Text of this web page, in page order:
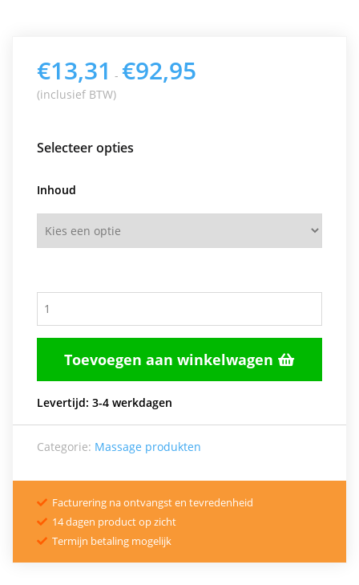
€13,31 - €92,95
(inclusief BTW)
Selecteer opties
Inhoud
Toevoegen aan winkelwagen 
Levertijd: 3-4 werkdagen
Categorie: Massage produkten
 Facturering na ontvangst en tevredenheid
 14 dagen product op zicht
 Termijn betaling mogelijk